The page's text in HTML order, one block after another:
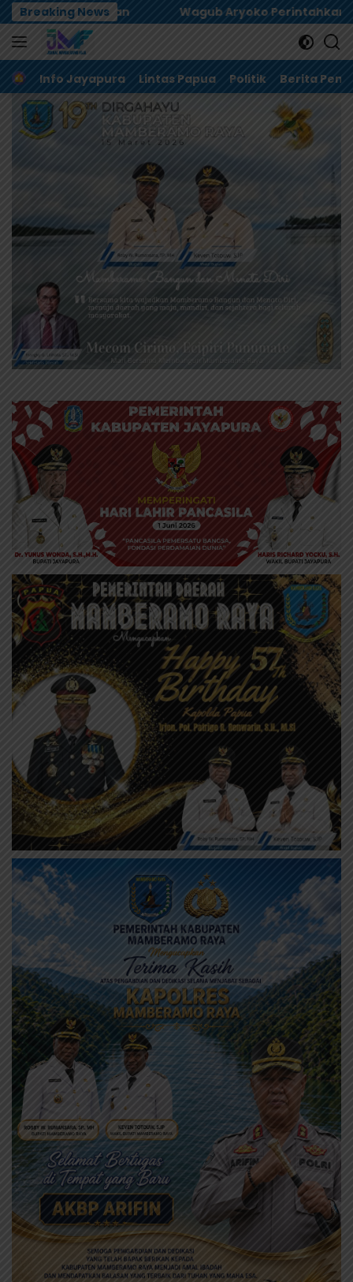
Langsung
ke
konten
Breaking News
Wagub Aryoko Perintahkan Optimalisasi Sumber
Home
Info Jayapura Lintas Papua Politik Berita